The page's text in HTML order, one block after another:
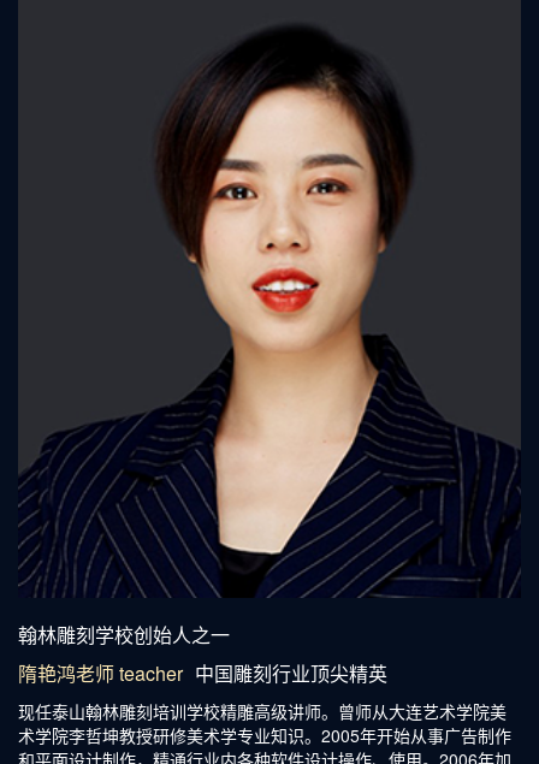
翰林雕刻学校创始人之一
隋艳鸿老师 teacher 中国雕刻行业顶尖精英
现任泰山翰林雕刻培训学校精雕高级讲师。曾师从大连艺术学院美
术学院李哲坤教授研修美术学专业知识。2005年开始从事广告制作
和平面设计制作，精通行业内各种软件设计操作、使用。2006年加